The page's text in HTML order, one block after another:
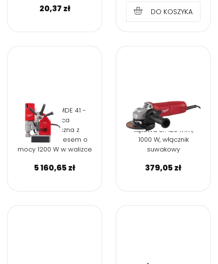
20,37 zł DO KOSZYKA
Milwaukee MDE 41 -
Wiertnica
magnetyczna z
elektromagnesem o
mocy 1200 W w walizce
5 160,65zł
Milwaukee AG1000-
125EKX Szlifierka
kątowa śr. 125 mm,
1000 W, włącznik
suwakowy
379,05zł